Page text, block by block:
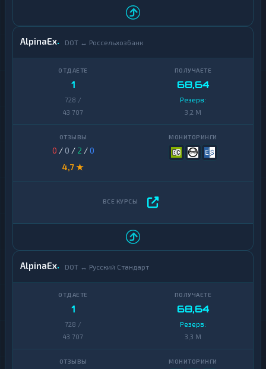
AlpinaEx DOT ↔ Россельхозбанк
1
728 /
43 707
68,64
Резерв:
3,2 M
0 / 0 / 2 /0
4,7 ★
AlpinaEx DOT ↔ Русский Стандарт
1
728 /
43 707
68,64
Резерв:
3,3 M